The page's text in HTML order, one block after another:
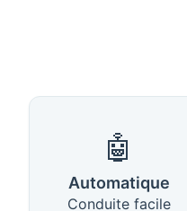
🤖
Automatique
Conduite facile